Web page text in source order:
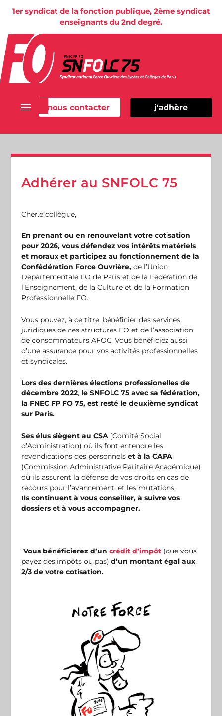
1er syndicat de la fonction publique, 2ème syndicat
enseignants du 2nd degré.
nous contacter j'adhère
Adhérer au SNFOLC 75
Cher.e collègue,
En prenant ou en renouvelant votre cotisation
pour 2026, vous défendez vos intérêts matériels
et moraux et participez au fonctionnement de la
Confédération Force Ouvrière,de l’Union
Départementale FO de Paris et de la Fédération de
l’Enseignement, de la Culture et de la Formation
Professionnelle FO.
Vous pouvez, à ce titre, bénéficier des services
juridiques de ces structures FO et de l’association
de consommateurs AFOC. Vous bénéficiez aussi
d’une assurance pour vos activités professionnelles
et syndicales.
Lors des dernières élections professionelles de
décembre 2022,le SNFOLC 75 avec sa fédération,
la FNEC FP FO 75, est resté le deuxième syndicat
sur Paris.
Ses élus siègent au CSA(Comité Social
d’Administration) où ils font entendre les
revendications des personnels et à la CAPA
(Commission Administrative Paritaire Académique)
où ils assurent la défense de vos droits en cas de
recours pour l’avancement, et les mutations.
Ils continuent à vous conseiller, à suivre vos
dossiers et à vous accompagner.
Vous bénéficierez d’un crédit d’impôt(que vous
payez des impôts ou pas) d’un montant égal aux
2/3 de votre cotisation.